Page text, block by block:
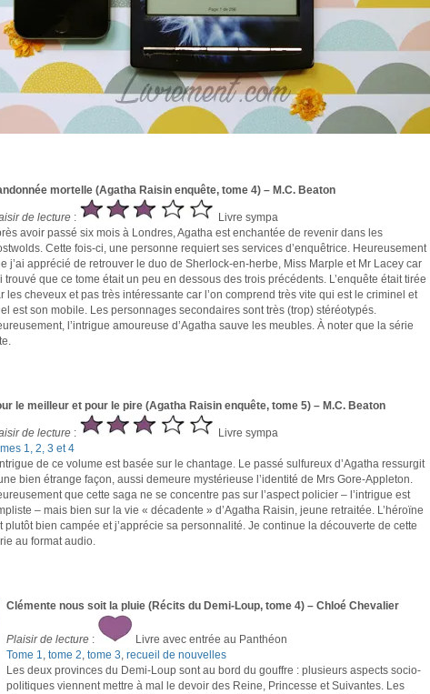
mortelle (Agatha Raisin enquête, tome 4) – M.C. Beaton
de lecture :
Livre sympa
avoir passé six mois à Londres, Agatha est enchantée de revenir dans les
Cette fois-ci, une personne requiert ses services d’enquêtrice. Heureusement
j’ai apprécié de retrouver le duo de Sherlock-en-herbe, Miss Marple et Mr Lacey car
trouvé que ce tome était un peu en dessous des trois précédents. L’enquête était tirée
les cheveux et pas très intéressante car l’on comprend très vite qui est le criminel et
est son mobile. Les personnages secondaires sont très (trop) stéréotypés.
l’intrigue amoureuse d’Agatha sauve les meubles. À noter que la série
le meilleur et pour le pire (Agatha Raisin enquête, tome 5) – M.C. Beaton
de lecture :
Livre sympa
1, 2, 3 et 4
de ce volume est basée sur le chantage. Le passé sulfureux d’Agatha ressurgit
bien étrange façon, aussi demeure mystérieuse l’identité de Mrs Gore-Appleton.
que cette saga ne se concentre pas sur l’aspect policier – l’intrigue est
– mais bien sur la vie « décadente » d’Agatha Raisin, jeune retraitée. L’héroïne
plutôt bien campée et j’apprécie sa personnalité. Je continue la découverte de cette
au format audio.
Clémente nous soit la pluie (Récits du Demi-Loup, tome 4) – Chloé Chevalier
Plaisir de lecture :
Livre avec entrée au Panthéon
Tome 1, tome 2, tome 3, recueil de nouvelles
Les deux provinces du Demi-Loup sont au bord du gouffre : plusieurs aspects socio-
politiques viennent mettre à mal le devoir des Reine, Princesse et Suivantes. Les